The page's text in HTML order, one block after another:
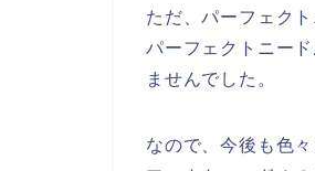
ただ、パーフェク
パーフェクトニー
ませんでした。
なので、今後も色